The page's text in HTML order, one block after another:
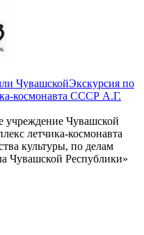
ЧувашскойЭкскурсия по
космонавта СССР А.Г.
учреждение Чувашской
летчика-космонавта
культуры, по делам
Чувашской Республики»